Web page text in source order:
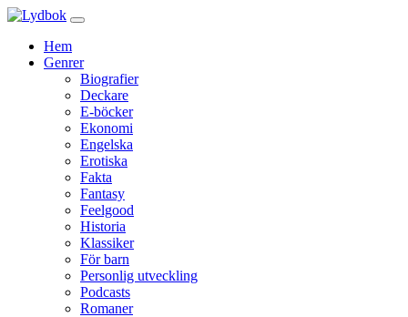
Hem
Genrer
Biografier
Deckare
E-böcker
Ekonomi
Engelska
Erotiska
Fakta
Fantasy
Feelgood
Historia
Klassiker
För barn
Personlig utveckling
Podcasts
Romaner